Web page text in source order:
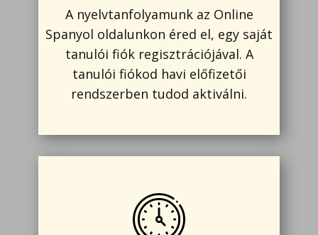
A nyelvtanfolyamunk az Online
Spanyol oldalunkon éred el, egy saját
tanulói fiók regisztrációjával. A
tanulói fiókod havi előfizetői
rendszerben tudod aktiválni.